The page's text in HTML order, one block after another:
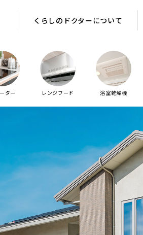
くらしのドクターについて
ター レンジフード 浴室乾燥機